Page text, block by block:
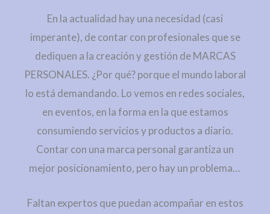
En la actualidad hay una necesidad (casi
imperante), de contar con profesionales que se
dediquen a la creación y gestión de MARCAS
PERSONALES. ¿Por qué? porque el mundo laboral
lo está demandando. Lo vemos en redes sociales,
en eventos, en la forma en la que estamos
consumiendo servicios y productos a diario.
Contar con una marca personal garantiza un
mejor posicionamiento, pero hay un problema…
Faltan expertos que puedan acompañar en estos